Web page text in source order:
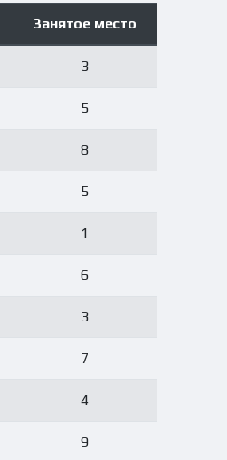
Занятое место
3
5
8
5
1
6
3
7
4
9